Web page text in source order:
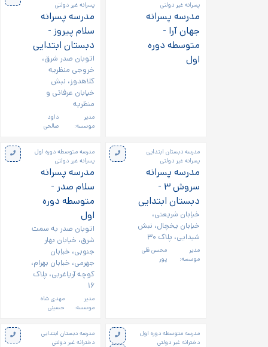
پسرانه غیر دولتی
مدرسه پسرانه
جهان آرا -
متوسطه دوره
اول
پسرانه غیر دولتی
مدرسه پسرانه
سلام پیروز -
دبستان ابتدایی
اتوبان صدر شرق،
خروجی منظریه
کلاهدوز، نبش
خیابان عرفاتی و
منظریه
مدیر
موسسه:
داود
صالحی
مدرسه دبستان ابتدایی
پسرانه غیر دولتی
مدرسه پسرانه
سروش ۳ -
دبستان ابتدایی
خیابان شریعتی،
خیابان یخچال، نبش
شیدایی، پلاک ۳۰
مدیر
موسسه:
محسن قلی
پور
مدرسه متوسطه دوره اول
پسرانه غیر دولتی
مدرسه پسرانه
سلام صدر -
متوسطه دوره
اول
اتوبان صدر به سمت
شرق، خیابان بهار
جنوبی، خیابان
جهرمی، خیابان بهرام،
کوچه آریاغربی، پلاک
۱۶
مدیر
موسسه:
مهدی شاه
حسینی
مدرسه متوسطه دوره اول
دخترانه غیر دولتی
مدرسه دبستان ابتدایی
دخترانه غیر دولتی